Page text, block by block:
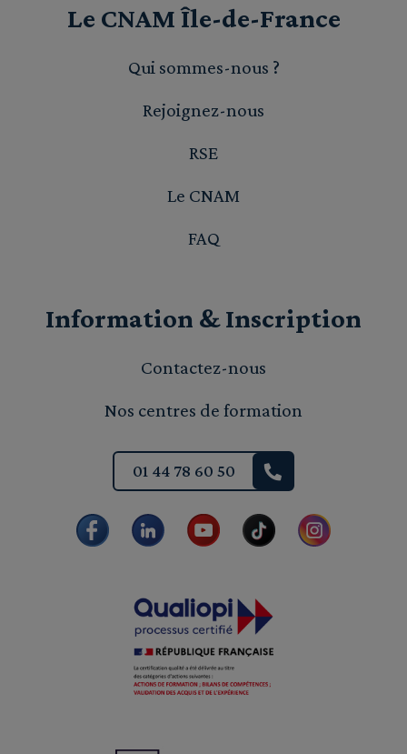
Le CNAM Île-de-France
Qui sommes-nous ?
Rejoignez-nous
RSE
Le CNAM
FAQ
Information & Inscription
Contactez-nous
Nos centres de formation
01 44 78 60 50